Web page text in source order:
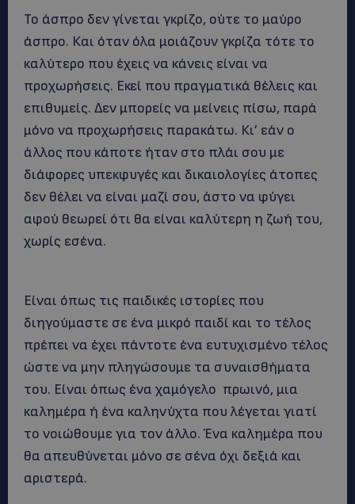
Το άσπρο δεν γίνεται γκρίζο, ούτε το μαύρο
άσπρο. Και όταν όλα μοιάζουν γκρίζα τότε το
καλύτερο που έχεις να κάνεις είναι να
προχωρήσεις. Εκεί που πραγματικά θέλεις και
επιθυμείς. Δεν μπορείς να μείνεις πίσω, παρά
μόνο να προχωρήσεις παρακάτω. Κι’ εάν ο
άλλος που κάποτε ήταν στο πλάι σου με
διάφορες υπεκφυγές και δικαιολογίες άτοπες
δεν θέλει να είναι μαζί σου, άστο να φύγει
αφού θεωρεί ότι θα είναι καλύτερη η ζωή του,
χωρίς εσένα.
Είναι όπως τις παιδικές ιστορίες που
διηγούμαστε σε ένα μικρό παιδί και το τέλος
πρέπει να έχει πάντοτε ένα ευτυχισμένο τέλος
ώστε να μην πληγώσουμε τα συναισθήματα
του. Είναι όπως ένα χαμόγελο πρωινό, μια
καλημέρα ή ένα καληνύχτα που λέγεται γιατί
το νοιώθουμε για τον άλλο. Ένα καλημέρα που
θα απευθύνεται μόνο σε σένα όχι δεξιά και
αριστερά.